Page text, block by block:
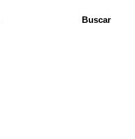
Buscar